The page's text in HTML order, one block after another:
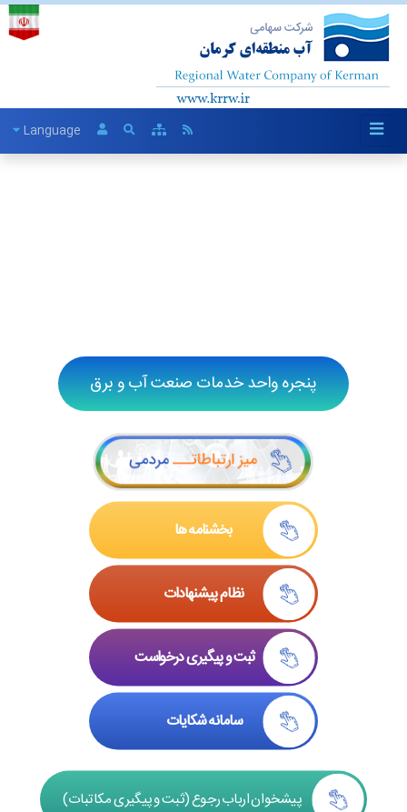
Language
پنجره واحد خدمات صنعت آب و برق
بخشنامه ها
نظام پیشنهادات
ثبت و پیگیری درخواست
سامانه شکایات
پیشخوان ارباب رجوع (ثبت و پیگیری مکاتبات)